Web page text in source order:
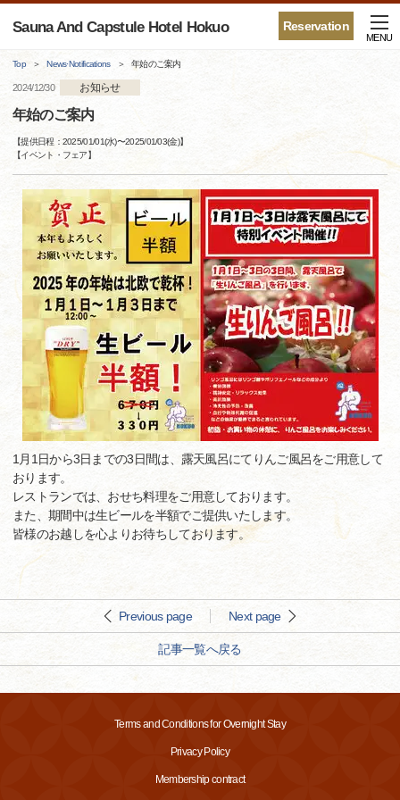
Reservation
Sauna And Capstule Hotel Hokuo
MENU
Top News·Notifications 年始のご案内
2024/12/30 お知らせ
年始のご案内
【提供日程：2025/01/01(水)〜2025/01/03(金)】
【イベント・フェア】
1月1日から3日までの3日間は、露天風呂にてりんご風呂をご用意して
おります。
レストランでは、おせち料理をご用意しております。
また、期間中は生ビールを半額でご提供いたします。
皆様のお越しを心よりお待ちしております。
Previous page Next page
記事一覧へ戻る
Terms and Conditions for Overnight Stay
Privacy Policy
Membership contract